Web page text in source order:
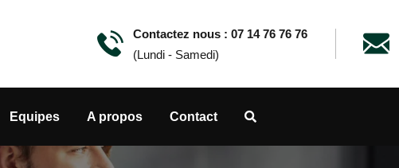
Contactez nous : 07 14 76 76 76
(Lundi - Samedi)
Equipes A propos Contact